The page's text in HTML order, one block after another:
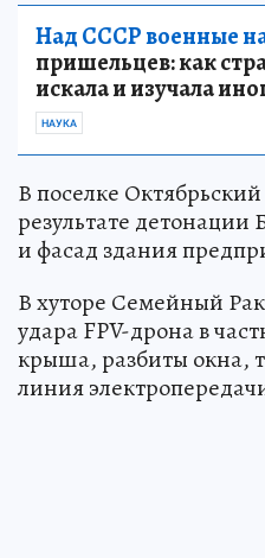
Над СССР военные
пришельцев: как
искала и изучала
НАУКА
В поселке
результате
и фасад здания
В хуторе Семейный
удара FPV-дрона в
крыша, разбиты окна,
линия